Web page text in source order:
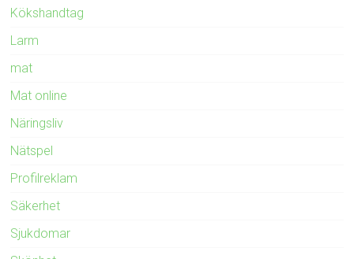
Kökshandtag
Larm
mat
Mat online
Näringsliv
Nätspel
Profilreklam
Säkerhet
Sjukdomar